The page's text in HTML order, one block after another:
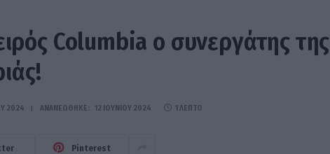
Columbia ο συνεργάτης της
2024 ΑΝΑΝΕΏΘΗΚΕ: 12 ΙΟΥΝΊΟΥ 2024 1 ΛΕΠΤΌ
Pinterest